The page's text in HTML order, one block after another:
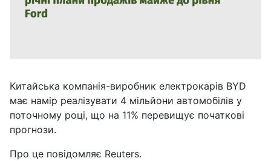
Китайська компанія-виробник електрокарів BYD
має намір реалізувати 4 мільйони автомобілів у
поточному році, що на 11% перевищує початкові
прогнози.
Про це повідомляє Reuters.